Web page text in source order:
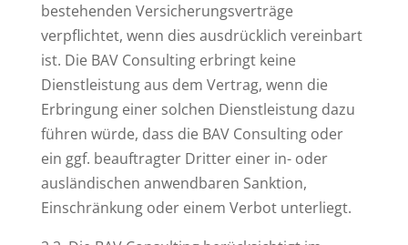
bestehenden Versicherungsverträge
verpflichtet, wenn dies ausdrücklich vereinbart
ist. Die BAV Consulting erbringt keine
Dienstleistung aus dem Vertrag, wenn die
Erbringung einer solchen Dienstleistung dazu
führen würde, dass die BAV Consulting oder
ein ggf. beauftragter Dritter einer in- oder
ausländischen anwendbaren Sanktion,
Einschränkung oder einem Verbot unterliegt.